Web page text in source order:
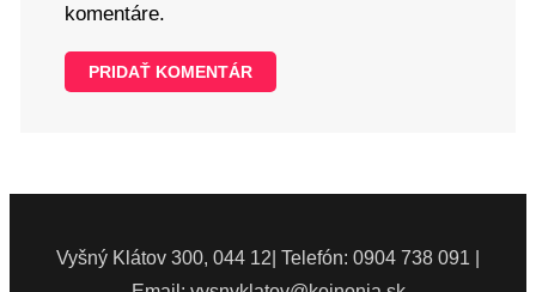
komentáre.
Vyšný Klátov 300, 044 12| Telefón: 0904 738 091 |